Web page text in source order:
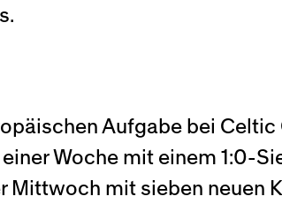
Aufgabe bei
Woche mit einem 1:0-
Mittwoch mit sieben neuen